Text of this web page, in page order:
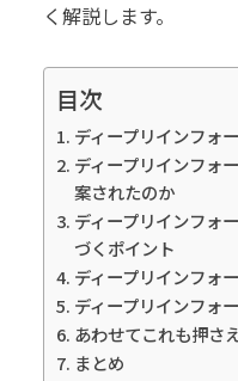
く解説します。
目次
ディープリインフォ
ディープリインフォ
案されたのか
ディープリインフォ
づくポイント
ディープリインフォ
ディープリインフォ
あわせてこれも押さ
まとめ